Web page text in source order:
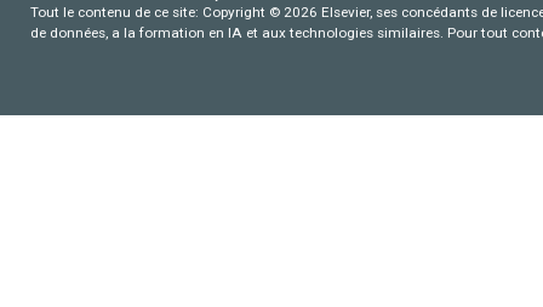
Tout le contenu de ce site: Copyright © 2026 Elsevier, ses concédants de
de données, a la formation en IA et aux technologies similaires. Pour tout